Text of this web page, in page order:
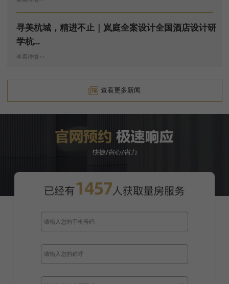
寻美杭城，精进不止｜岚庭全案设计全国酒店设计研
学杭...
查看详情>>
查看更多新闻